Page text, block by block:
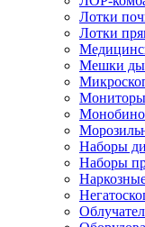
Лотки
Лотки
Мешки
Наборы
Наборы